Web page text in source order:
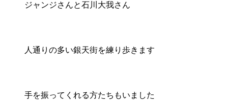
ジャンジさんと石川大我さん
人通りの多い銀天街を練り歩きます
手を振ってくれる方たちもいました